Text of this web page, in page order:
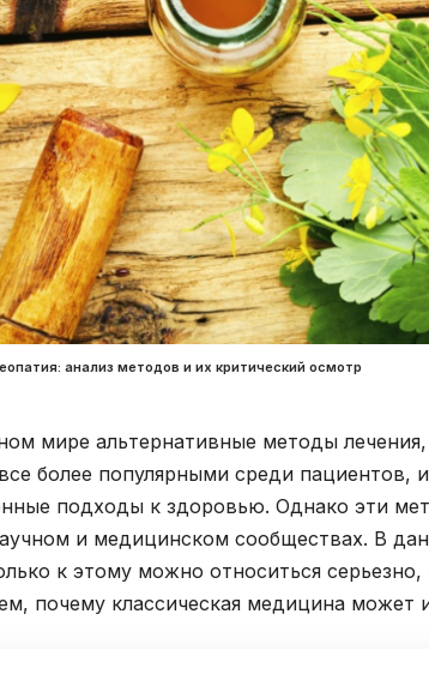
анализ методов и их критический осмотр
мире альтернативные методы
более популярными среди пациентов,
подходы к здоровью. Однако эти
и медицинском сообществах. В
к этому можно относиться
почему классическая медицина может